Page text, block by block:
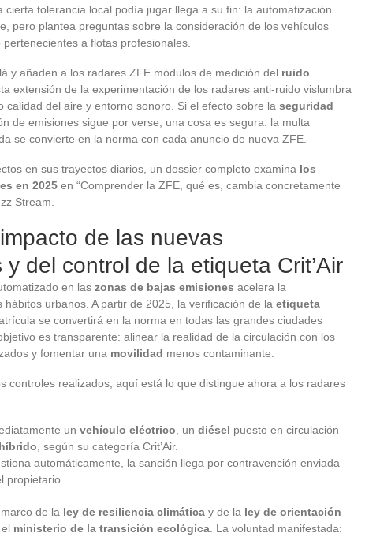
cierta tolerancia local podía jugar llega a su fin: la automatización
pero plantea preguntas sobre la consideración de los vehículos
a flotas profesionales.
y añaden a los radares ZFE módulos de medición del ruido
extensión de la experimentación de los radares anti-ruido vislumbra
calidad del aire y entorno sonoro. Si el efecto sobre la seguridad
de emisiones sigue por verse, una cosa es segura: la multa
se convierte en la norma con cada anuncio de nueva ZFE.
en sus trayectos diarios, un dossier completo examina los
en 2025 en “Comprender la ZFE, qué es, cambia concretamente
Stream.
de las nuevas
del control de la etiqueta Crit’Air
en las zonas de bajas emisiones acelera la
urbanos. A partir de 2025, la verificación de la etiqueta
se convertirá en la norma en todas las grandes ciudades
es transparente: alinear la realidad de la circulación con los
y fomentar una movilidad menos contaminante.
controles realizados, aquí está lo que distingue ahora a los radares
un vehículo eléctrico , un diésel puesto en circulación
, según su categoría Crit’Air.
automáticamente, la sanción llega por contravención enviada
propietario.
de la ley de resiliencia climática y de la ley de orientación
el ministerio de la transición ecológica . La voluntad manifestada: